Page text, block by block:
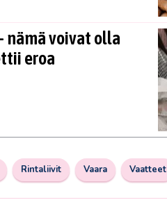
nämä voivat olla
eroa
Rintaliivit Vaara Vaatteet